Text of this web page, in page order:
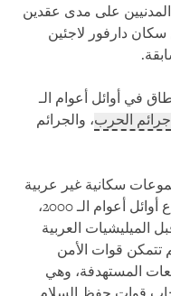
على مدى عقدين
من 400 ألف من سكان دارفور لاجئين
في أوائل أعوام الـ
جرائم الحرب، والجرائم
ومجموعات سكانية غير عربية
أخرى، والتي نزح العديد منها منذ النزاع أوائل أعوام الـ 2000،
الميليشيات العربية
تتمكن قوات الأمن
المستهدفة، وهي